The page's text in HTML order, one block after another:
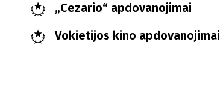
„Cezario“ apdovanojimai
Vokietijos kino apdovanojimai